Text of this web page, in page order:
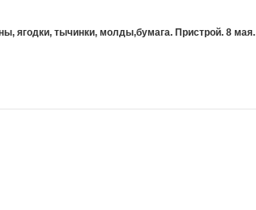
ягодки, тычинки, молды,бумага. Пристрой. 8 мая.